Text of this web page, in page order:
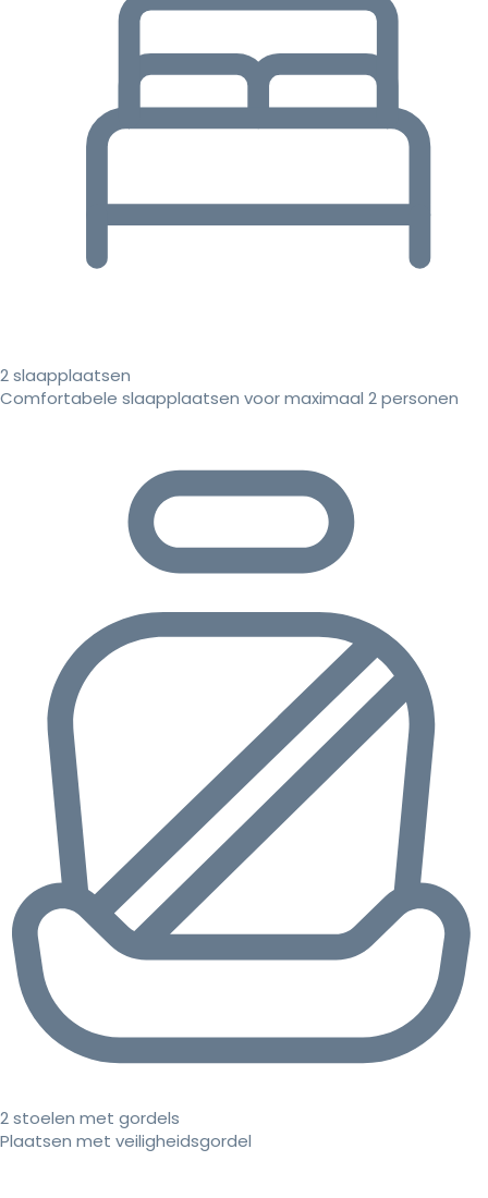
2 slaapplaatsen
Comfortabele slaapplaatsen voor maximaal 2 personen
2 stoelen met gordels
Plaatsen met veiligheidsgordel